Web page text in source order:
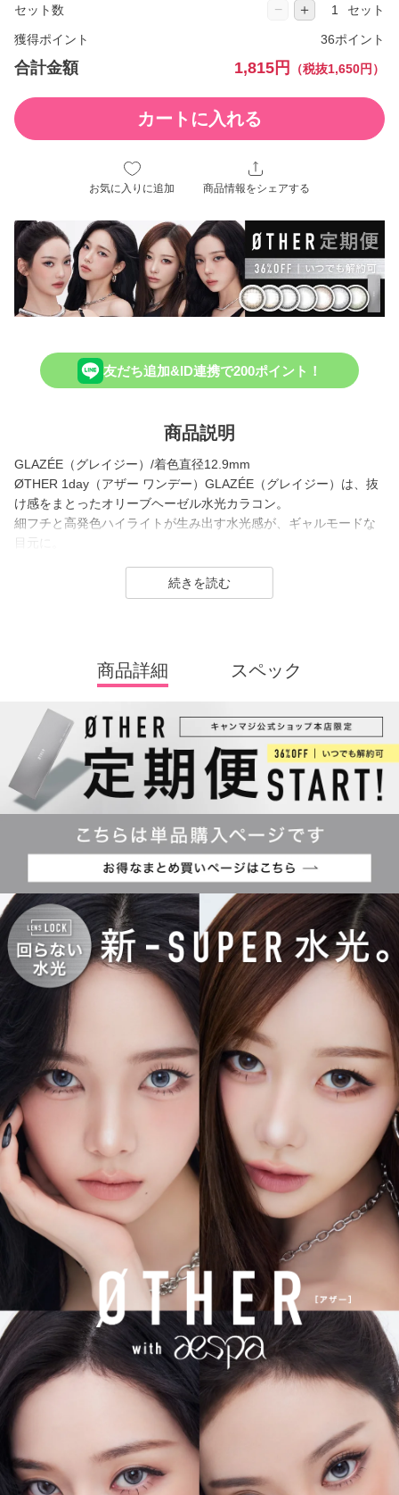
セット数 − ＋ セット
獲得ポイント 36ポイント
合計金額 1,815円 （税抜1,650円）
カートに入れる
お気に入りに追加 商品情報をシェアする
友だち追加&ID連携で200ポイント！
商品説明
GLAZÉE（グレイジー）/着色直径12.9mm
ØTHER 1day（アザー ワンデー）GLAZÉE（グレイジー）は、抜
け感をまとったオリーブヘーゼル水光カラコン。
細フチと高発色ハイライトが生み出す水光感が、ギャルモードな
目元に。
ØTHER 1day（アザー ワンデー）は、aespaがイメージモデルを
分らしさを大切にしたい方にぴったりのブランドです。
全カラー“回らない水光カラコン”で、光・影・色・奥行き――すべ
レンズデザインは全3タイプで、ナチュラル系からギャル系まで幅
広いスタイルを楽しめるのも魅力です。
※軸固定技術を利用することでレンズの回転を抑え定位置で安定
させます。
商品詳細 スペック